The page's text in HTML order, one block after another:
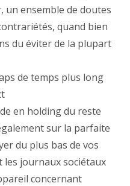
un ensemble de doutes
quand bien
du éviter de la plupart
de temps plus long
en holding du reste
sur la parfaite
du plus bas de vos
les journaux sociétaux
concernant